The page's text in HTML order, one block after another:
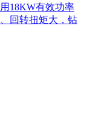
18KW有效功率
回转扭矩大，钻